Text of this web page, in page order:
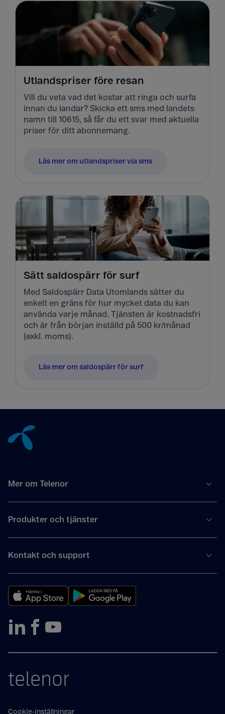
Utlandspriser före resan
Vill du veta vad det kostar att ringa och surfa
innan du landar? Skicka ett sms med landets
namn till 10615, så får du ett svar med aktuella
priser för ditt abonnemang.
Läs mer om utlandspriser via sms
Sätt saldospärr för surf
Med Saldospärr Data Utomlands sätter du
enkelt en gräns för hur mycket data du kan
använda varje månad. Tjänsten är kostnadsfri
och är från början inställd på 500 kr/månad
(exkl. moms).
Läs mer om saldospärr för surf
Mer om Telenor
Produkter och tjänster
Kontakt och support
telenor
Cookie-inställningar